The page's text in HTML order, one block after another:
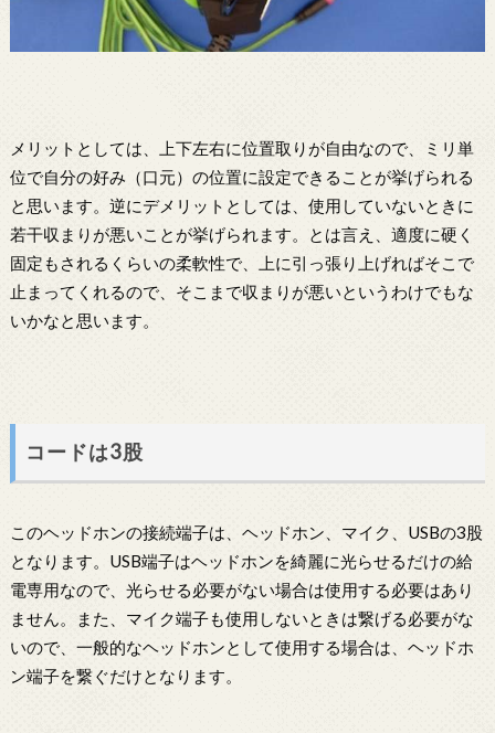
メリットとしては、上下左右に位置取りが自由なので、ミリ単
位で自分の好み（口元）の位置に設定できることが挙げられる
と思います。逆にデメリットとしては、使用していないときに
若干収まりが悪いことが挙げられます。とは言え、適度に硬く
固定もされるくらいの柔軟性で、上に引っ張り上げればそこで
止まってくれるので、そこまで収まりが悪いというわけでもな
いかなと思います。
コードは3股
このヘッドホンの接続端子は、ヘッドホン、マイク、USBの3股
となります。USB端子はヘッドホンを綺麗に光らせるだけの給
電専用なので、光らせる必要がない場合は使用する必要はあり
ません。また、マイク端子も使用しないときは繋げる必要がな
いので、一般的なヘッドホンとして使用する場合は、ヘッドホ
ン端子を繋ぐだけとなります。